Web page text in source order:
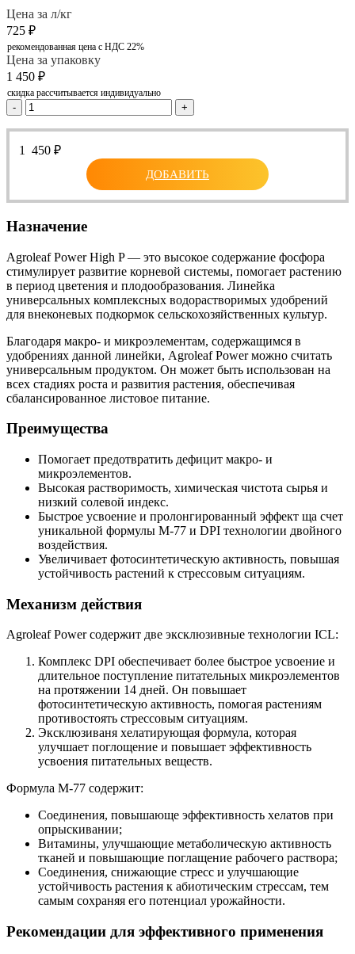
Цена за л/кг
725 ₽
рекомендованная цена с НДС 22%
Цена за упаковку
1 450 ₽
скидка рассчитывается индивидуально
- +
1 450 ₽
ДОБАВИТЬ
Назначение
Agroleaf Power High P — это высокое содержание фосфора
стимулирует развитие корневой системы, помогает растению
в период цветения и плодообразования. Линейка
универсальных комплексных водорастворимых удобрений
для внеконевых подкормок сельскохозяйственных культур.
Благодаря макро- и микроэлементам, содержащимся в
удобрениях данной линейки, Аgroleaf Power можно считать
универсальным продуктом. Он может быть использован на
всех стадиях роста и развития растения, обеспечивая
сбалансированное листовое питание.
Преимущества
Помогает предотвратить дефицит макро- и
микроэлементов.
Высокая растворимость, химическая чистота сырья и
низкий солевой индекс.
Быстрое усвоение и пролонгированный эффект ща счет
уникальной формулы М-77 и DPI технологии двойного
воздействия.
Увеличивает фотосинтетическую активность, повышая
устойчивость растений к стрессовым ситуациям.
Механизм действия
Agroleaf Power содержит две эксклюзивные технологии ICL:
Комплекс DPI обеспечивает более быстрое усвоение и
длительное поступление питательных микроэлементов
на протяжении 14 дней. Он повышает
фотосинтетическую активность, помогая растениям
противостоять стрессовым ситуациям.
Эксклюзиваня хелатирующая формула, которая
улучшает поглощение и повышает эффективность
усвоения питательных веществ.
Формула М-77 содержит:
Соединения, повышающе эффективность хелатов при
опрыскивании;
Витамины, улучшающие метаболическую активность
тканей и повышающие поглащение рабочего раствора;
Соединения, снижающие стресс и улучшающие
устойчивость растения к абиотическим стрессам, тем
самым сохраняя его потенциал урожайности.
Рекомендации для эффективного применения